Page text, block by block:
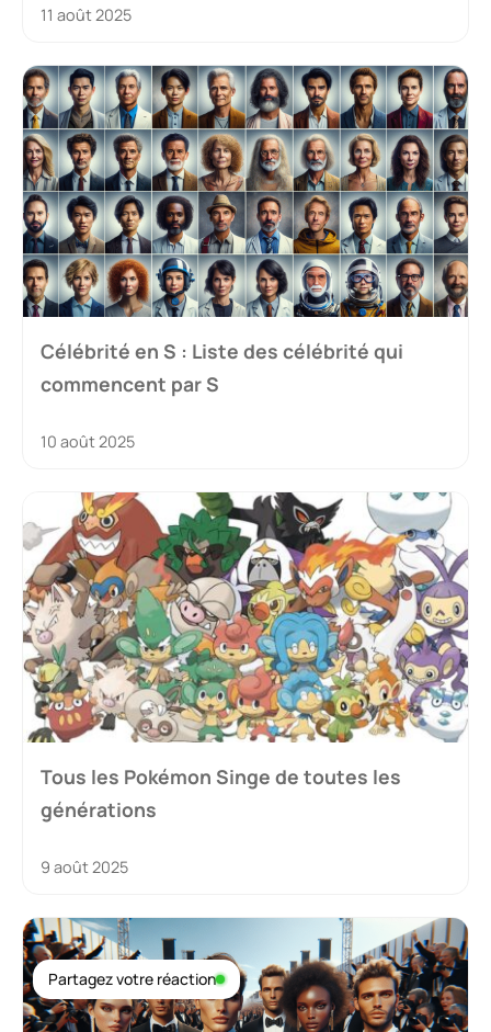
11 août 2025
Célébrité en S : Liste des célébrité qui
commencent par S
10 août 2025
Tous les Pokémon Singe de toutes les
générations
9 août 2025
Partagez votre réaction